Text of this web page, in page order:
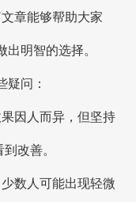
章能够帮助大家
出明智的选择。
疑问：
因人而异，但坚持
改善。
数人可能出现轻微